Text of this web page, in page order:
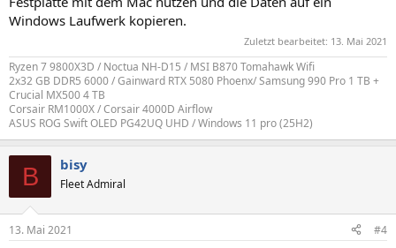
Windows Laufwerk kopieren.
Zuletzt bearbeitet: 13. Mai 2021
Ryzen 7 9800X3D / Noctua NH-D15 / MSI B870 Tomahawk Wifi
2x32 GB DDR5 6000 / Gainward RTX 5080 Phoenx/ Samsung 990 Pro 1 TB +
Crucial MX500 4 TB
Corsair RM1000X / Corsair 4000D Airflow
ASUS ROG Swift OLED PG42UQ UHD / Windows 11 pro (25H2)
B bisy
Fleet Admiral
13. Mai 2021 #4